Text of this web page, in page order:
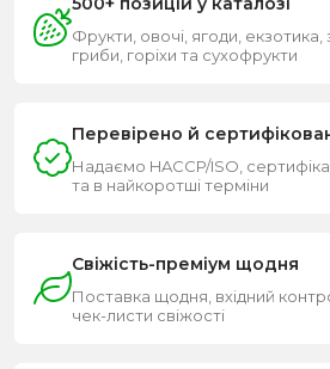
Фрукти, овочі, ягоди, екзотика,
гриби, горіхи та сухофрукти
Перевірено й
Надаємо HACCP/ISO,
та в найкоротші терміни
Свіжість-преміум щодня
Поставка щодня, вхідний
чек-листи свіжості